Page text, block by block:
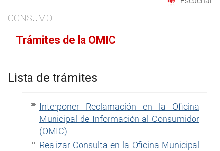
CONSUMO
Trámites de la OMIC
Lista de trámites
Interponer Reclamación en la Oficina
Municipal de Información al Consumidor
(OMIC)
Realizar Consulta en la Oficina Municipal